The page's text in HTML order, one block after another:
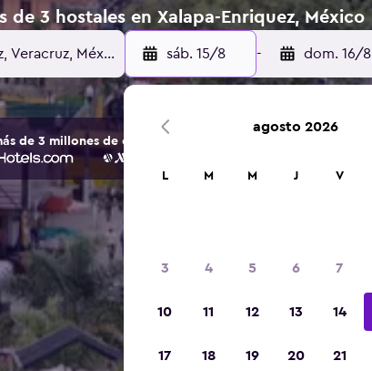
de 3 hostales en Xalapa-Enriquez, México
sáb. 15/8 - dom. 16/8
de 3 millones de opciones de hoteles y alojamientos.
agosto 2026
L M M J V
3 4 5 6 7
10 11 12 13 14
17 18 19 20 21